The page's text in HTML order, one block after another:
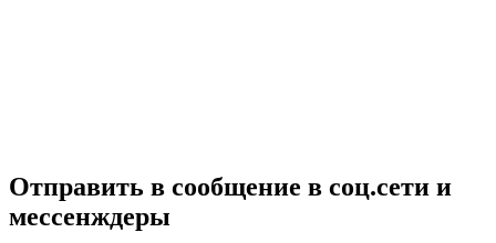
Отправить в сообщение в соц.сети и
мессенждеры